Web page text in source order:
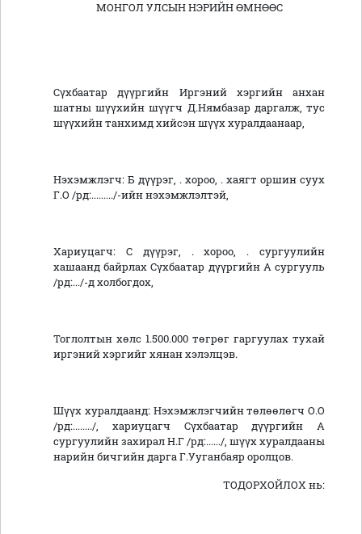
МОНГОЛ УЛСЫН НЭРИЙН ӨМНӨӨС
Сүхбаатар дүүргийн Иргэний хэргийн анхан
шатны шүүхийн шүүгч Д.Нямбазар даргалж, тус
шүүхийн танхимд хийсэн шүүх хуралдаанаар,
Нэхэмжлэгч: Б дүүрэг, . хороо, . хаягт оршин суух
Г.О /рд:........./-ийн нэхэмжлэлтэй,
Хариуцагч: С дүүрэг, . хороо, . сургуулийн
хашаанд байрлах Сүхбаатар дүүргийн А сургууль
/рд:.../-д холбогдох,
Тоглолтын хөлс 1.500.000 төгрөг гаргуулах тухай
иргэний хэргийг хянан хэлэлцэв.
Шүүх хуралдаанд: Нэхэмжлэгчийн төлөөлөгч О.О
/рд:......../, хариуцагч Сүхбаатар дүүргийн А
сургуулийн захирал Н.Г /рд:....../, шүүх хуралдааны
нарийн бичгийн дарга Г.Ууганбаяр оролцов.
ТОДОРХОЙЛОХ нь: